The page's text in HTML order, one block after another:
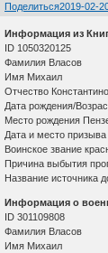
Поделиться2019-02-
Информация из
ID 1050320125
Фамилия Власов
Имя Михаил
Отчество
Дата рождения/
Место рождения
Дата и место
Воинское звание
Причина выбытия
Название источника
Информация о
ID 301109808
Фамилия Власов
Имя Михаил